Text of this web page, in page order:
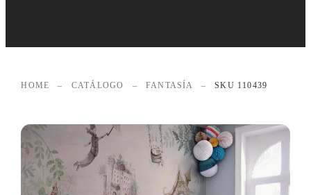
HOME – CATÁLOGO – FANTASÍA – SKU 110439